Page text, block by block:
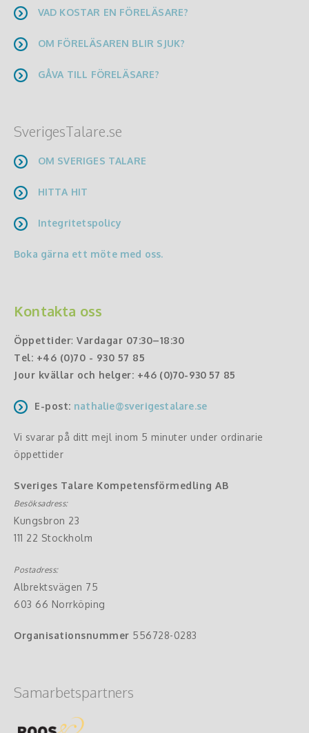
VAD KOSTAR EN FÖRELÄSARE?
OM FÖRELÄSAREN BLIR SJUK?
GÅVA TILL FÖRELÄSARE?
SverigesTalare.se
OM SVERIGES TALARE
HITTA HIT
Integritetspolicy
Boka gärna ett möte med oss.
Kontakta oss
Öppettider: Vardagar 07:30–18:30
Tel: +46 (0)70 - 930 57 85
Jour kvällar och helger: +46 (0)70-930 57 85
E-post: nathalie@sverigestalare.se
Vi svarar på ditt mejl inom 5 minuter under ordinarie
öppettider
Sveriges Talare Kompetensförmedling AB
Besöksadress:
Kungsbron 23
111 22 Stockholm
Postadress:
Albrektsvägen 75
603 66 Norrköping
Organisationsnummer 556728-0283
Samarbetspartners